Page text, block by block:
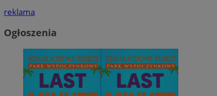
reklama
Ogłoszenia